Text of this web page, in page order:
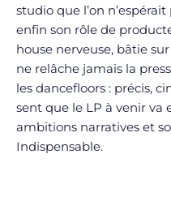
studio que l’on
enfin son rôle de
house nerveuse, bâtie
ne relâche jamais la
les dancefloors : précis,
sent que le LP à venir va
ambitions narratives et
Indispensable.